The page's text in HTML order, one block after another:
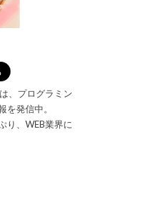
、プログラミン
発信中。
り、WEB業界に